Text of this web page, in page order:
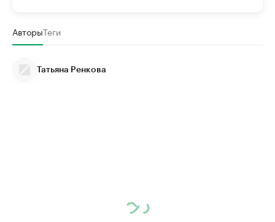
АвторыТеги
Татьяна Ренкова